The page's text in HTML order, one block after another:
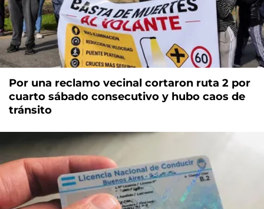
Por una reclamo vecinal cortaron ruta 2 por
cuarto sábado consecutivo y hubo caos de
tránsito